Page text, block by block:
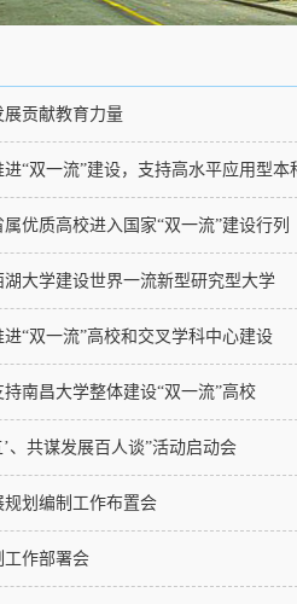
展贡献教育力量
“双一流”建设，支持高水平应用型本
优质高校进入国家“双一流”建设行列
大学建设世界一流新型研究型大学
“双一流”高校和交叉学科中心建设
南昌大学整体建设“双一流”高校
、共谋发展百人谈”活动启动会
规划编制工作布置会
工作部署会